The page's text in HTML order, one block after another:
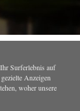
Surferlebnis auf
Anzeigen
woher unsere